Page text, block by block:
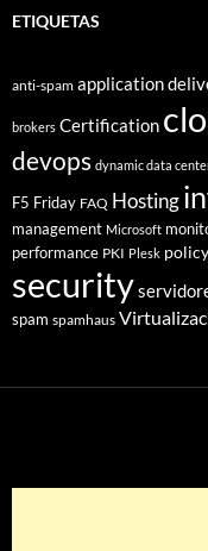
ETIQUETAS
anti-spam application
brokers Certification
devops dynamic data
F5 Friday FAQ Hosting
management Microsoft
performance PKI Plesk policy
security
spam spamhaus